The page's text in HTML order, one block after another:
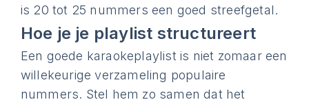
is 20 tot 25 nummers een goed streefgetal.
Hoe je je playlist structureert
Een goede karaokeplaylist is niet zomaar een
willekeurige verzameling populaire
nummers. Stel hem zo samen dat het